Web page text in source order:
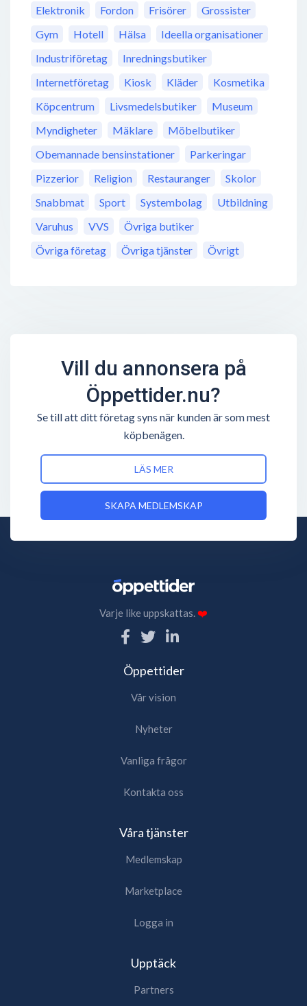
Elektronik
Fordon Frisörer
Grossister
Gym
Hotell Hälsa
Ideella organisationer
Industriföretag
Inredningsbutiker
Internetföretag
Kiosk Kläder
Kosmetika
Köpcentrum
Livsmedelsbutiker
Museum
Myndigheter
Mäklare
Möbelbutiker
Obemannade bensinstationer
Parkeringar
Pizzerior
Religion Restauranger
Skolor
Snabbmat
Sport Systembolag
Utbildning
Varuhus
VVS
Övriga butiker
Övriga företag
Övriga tjänster Övrigt
Vill du annonsera på
Öppettider.nu?
Se till att ditt företag syns när kunden är som mest
köpbenägen.
LÄS MER
SKAPA MEDLEMSKAP
Varje like uppskattas.❤️
Öppettider
Vår vision
Nyheter
Vanliga frågor
Kontakta oss
Våra tjänster
Medlemskap
Marketplace
Logga in
Upptäck
Partners